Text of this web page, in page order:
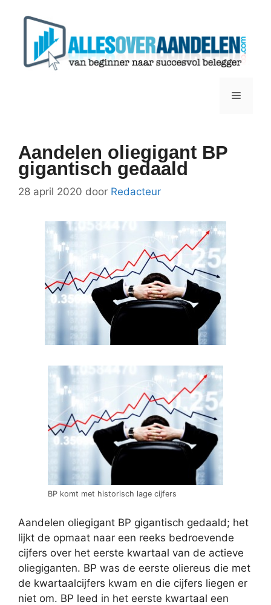
Menu
Aandelen oliegigant BP
gigantisch gedaald
28 april 2020 door Redacteur
BP komt met historisch lage cijfers
Aandelen oliegigant BP gigantisch gedaald; het
lijkt de opmaat naar een reeks bedroevende
cijfers over het eerste kwartaal van de actieve
oliegiganten. BP was de eerste oliereus die met
de kwartaalcijfers kwam en die cijfers liegen er
niet om. BP leed in het eerste kwartaal een